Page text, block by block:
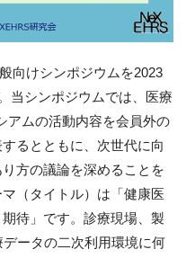
向けシンポジウムを2023
当シンポジウムでは、医療
アムの活動内容を会員外の
るとともに、次世代に向
方の議論を深めることを
（タイトル）は「健康医
待」です。診療現場、製
ータの二次利用環境に何